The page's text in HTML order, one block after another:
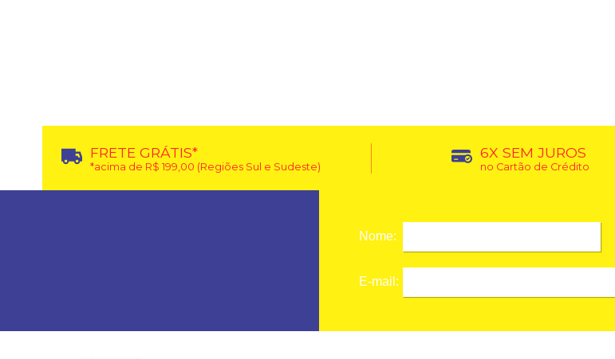
FRETE GRÁTIS*
*acima de R$ 199,00 (Regiões Sul e Sudeste)
6X SEM JUROS
no Cartão de Crédito
Nome:
E-mail: